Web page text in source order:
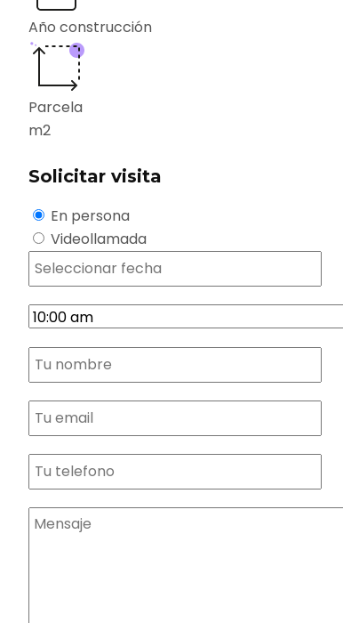
Año construcción
Parcela
m2
Solicitar visita
En persona
Videollamada